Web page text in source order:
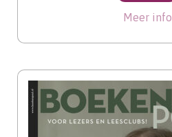
Meer info